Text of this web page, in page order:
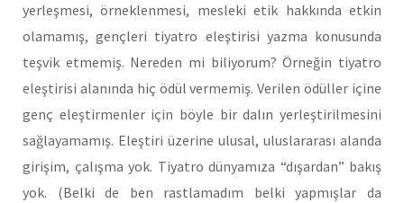
yerleşmesi, örneklenmesi, mesleki etik hakkında etkin
olamamış, gençleri tiyatro eleştirisi yazma konusunda
teşvik etmemiş. Nereden mi biliyorum? Örneğin tiyatro
eleştirisi alanında hiç ödül vermemiş. Verilen ödüller içine
genç eleştirmenler için böyle bir dalın yerleştirilmesini
sağlayamamış. Eleştiri üzerine ulusal, uluslararası alanda
girişim, çalışma yok. Tiyatro dünyamıza “dışardan” bakış
yok. (Belki de ben rastlamadım belki yapmışlar da